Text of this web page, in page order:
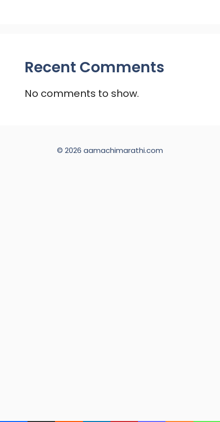
Recent Comments
No comments to show.
© 2026 aamachimarathi.com